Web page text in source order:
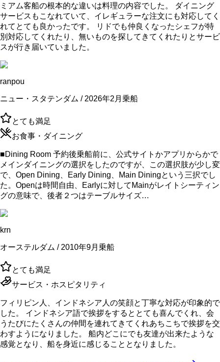
ミアム客船の根本的な違いは料理の内容でした。 ダイニング
サービスもこなれていて、イレギュラーな注文にも対応してく
れてとても良かったです。 リドでも仲良くなったシェフが特
別対応してくれたり、無いものを探してきてくれたりとサービ
スが行き届いていました。
ranpou
ニュー・スタテンダム / 2026年2月乗船
とても満足
お食事・ダイニング
■Dining Room 予約後乗船前に、公式サイトかアプリからかで
メインダイニングの選択をしたのですが、この選択肢が少し変
で、Open Dining、Early Dining、Main Diningという三択でし
た。Openは時間自由、Earlyに対してMainがレイトシーティン
グの意味で、後者２つはテーブルサイズ…
krn
オーステルダム / 2010年9月乗船
とても満足
サービス・ホスピタリティ
フィリピン人、インドネシア人の笑顔と丁寧な対応が印象的で
した。 インドネシア語で挨拶をするととても喜んでくれ、会
うたびにたくさんの仲間を連れてきてくれあちこちで挨拶を交
わすようになりました。 船内どこにでも友達が出来たような
感覚となり、船を身近に感じることとなりました。